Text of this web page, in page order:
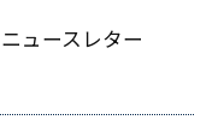
ュースレター